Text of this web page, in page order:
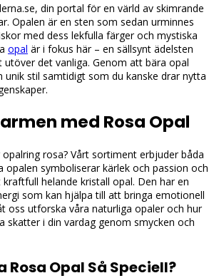
din portal för en värld av skimrande
Opalen är en sten som sedan urminnes
med dess lekfulla färger och mystiska
opal är i fokus här – en sällsynt ädelsten
det vanliga. Genom att bära opal
unik stil samtidigt som du kanske drar nytta
med Rosa Opal
rosa? Vårt sortiment erbjuder båda
opalen symboliserar kärlek och passion och
helande kristall opal. Den har en
som kan hjälpa till att bringa emotionell
oss utforska våra naturliga opaler och hur
skatter i din vardag genom smycken och
Opal Så Speciell?